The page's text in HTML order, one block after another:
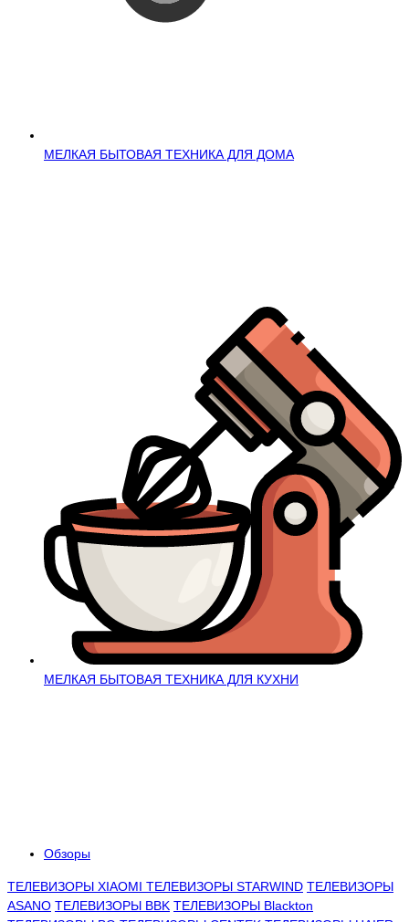
МЕЛКАЯ БЫТОВАЯ ТЕХНИКА ДЛЯ ДОМА
МЕЛКАЯ БЫТОВАЯ ТЕХНИКА ДЛЯ КУХНИ
Обзоры
ТЕЛЕВИЗОРЫ XIAOMI ТЕЛЕВИЗОРЫ STARWIND ТЕЛЕВИЗОРЫ
ASANO ТЕЛЕВИЗОРЫ BBK ТЕЛЕВИЗОРЫ Blackton